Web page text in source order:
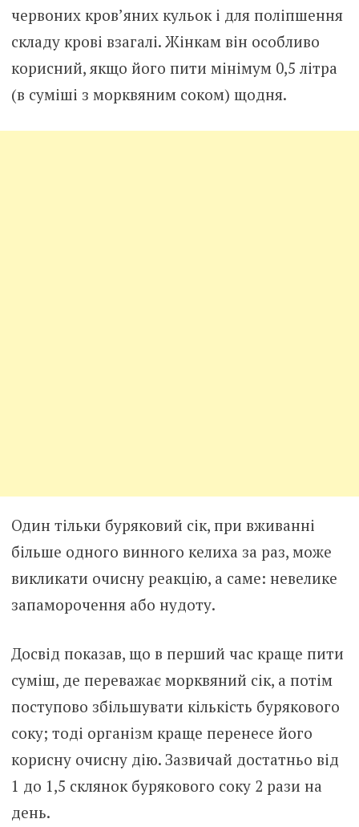
червоних кров’яних кульок і для поліпшення
складу крові взагалі. Жінкам він особливо
корисний, якщо його пити мінімум 0,5 літра
(в суміші з морквяним соком) щодня.
Один тільки буряковий сік, при вживанні
більше одного винного келиха за раз, може
викликати очисну реакцію, а саме: невелике
запаморочення або нудоту.
Досвід показав, що в перший час краще пити
суміш, де переважає морквяний сік, а потім
поступово збільшувати кількість бурякового
соку; тоді організм краще перенесе його
корисну очисну дію. Зазвичай достатньо від
1 до 1,5 склянок бурякового соку 2 рази на
день.